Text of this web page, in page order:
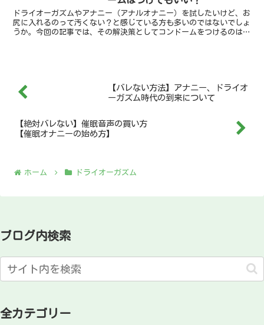
ドライオーガズムやアナニー（アナルオナニー）を試したいけど、お
尻に入れるのって汚くない？と感じている方も多いのではないでしょ
うか。今回の記事では、その解決策としてコンドームをつけるのはア
【バレない方法】アナニー、ドライオ
ーガズム時代の到来について
【絶対バレない】催眠音声の買い方
【催眠オナニーの始め方】
ホーム ドライオーガズム
ブログ内検索
全カテゴリー